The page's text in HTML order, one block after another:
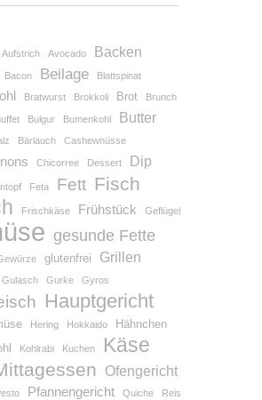
Aufstrich Avocado Backen
Bacon Beilage Blattspinat
Bratwurst Brokkoli Brot Brunch
Bulgur Bumenkohl Butter
Bärlauch Cashewnüsse
Chicorree Dessert Dip
Feta Fett Fisch
Frischkäse Frühstück Geflügel
gesunde Fette
glutenfrei Grillen
Gulasch Gurke Gyros
Hauptgericht
Hering Hokkaido Hähnchen
Kohlrabi Kuchen Käse
Ofengericht
Pfannengericht Quiche Reis